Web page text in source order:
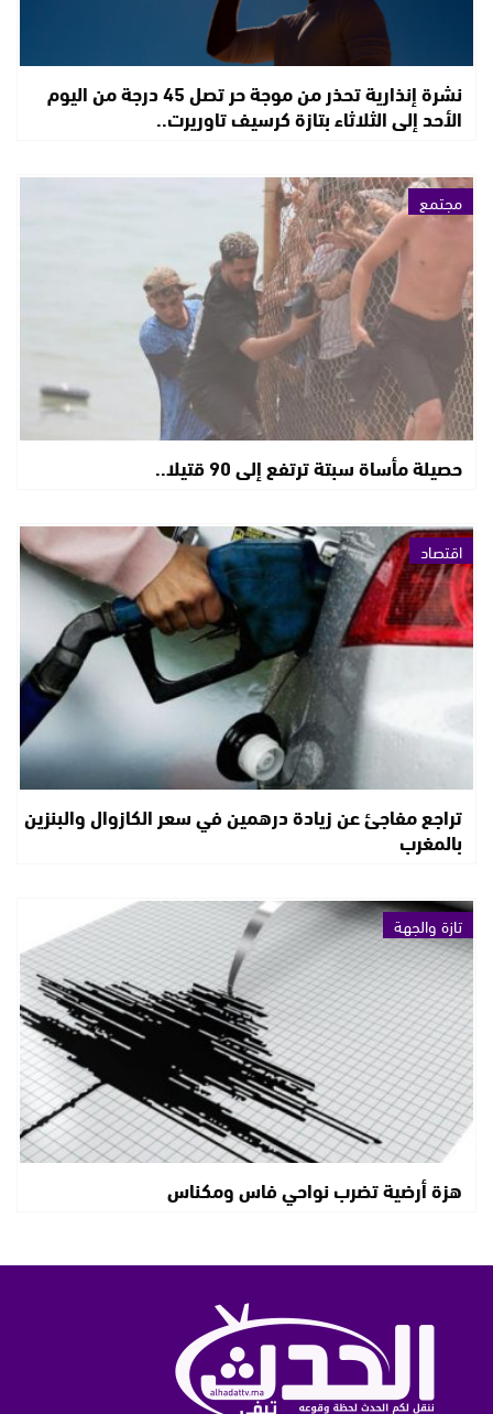
نشرة إنذارية تحذر من موجة حر تصل 45 درجة من اليوم
الأحد إلى الثلاثاء بتازة كرسيف تاوريرت..
مجتمع
حصيلة مأساة سبتة ترتفع إلى 90 قتيلا..
اقتصاد
تراجع مفاجئ عن زيادة درهمين في سعر الكازوال والبنزين
بالمغرب
تازة والجهة
هزة أرضية تضرب نواحي فاس ومكناس